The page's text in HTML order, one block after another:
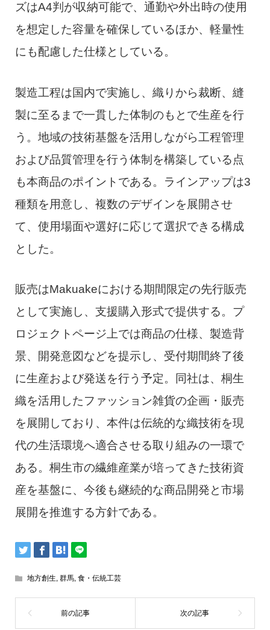
ズはA4判が収納可能で、通勤や外出時の使用
を想定した容量を確保しているほか、軽量性
にも配慮した仕様としている。
製造工程は国内で実施し、織りから裁断、縫
製に至るまで一貫した体制のもとで生産を行
う。地域の技術基盤を活用しながら工程管理
および品質管理を行う体制を構築している点
も本商品のポイントである。ラインアップは3
種類を用意し、複数のデザインを展開させ
て、使用場面や選好に応じて選択できる構成
とした。
販売はMakuakeにおける期間限定の先行販売
として実施し、支援購入形式で提供する。プ
ロジェクトページ上では商品の仕様、製造背
景、開発意図などを提示し、受付期間終了後
に生産および発送を行う予定。同社は、桐生
織を活用したファッション雑貨の企画・販売
を展開しており、本件は伝統的な織技術を現
代の生活環境へ適合させる取り組みの一環で
ある。桐生市の繊維産業が培ってきた技術資
産を基盤に、今後も継続的な商品開発と市場
展開を推進する方針である。
地方創生 群馬, 食・伝統工芸